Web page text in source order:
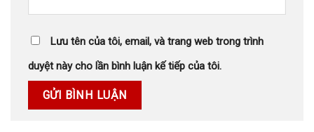
Lưu tên của tôi, email, và trang web trong trình
duyệt này cho lần bình luận kế tiếp của tôi.